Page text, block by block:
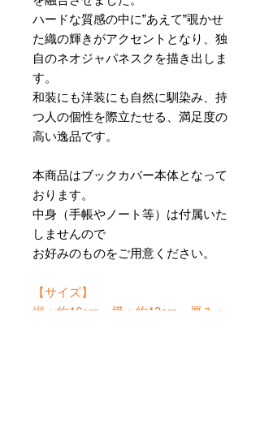
ハードな質感の中に”あえて”覗かせ
た織の輝きがアクセントとなり、独
自のネオジャパネスクを描き出しま
す。
和装にも洋装にも自然に馴染み、持
つ人の個性を際立たせる、満足度の
高い逸品です。
本商品はブックカバー本体となって
おります。
中身（手帳やノート等）は付属いた
しませんので
お好みのものをご用意ください。
【サイズ】
縦：約16cm 横：約13cm 厚み：